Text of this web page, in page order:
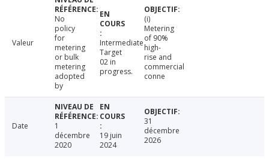
Valeur
No
policy
for
metering
or bulk
metering
adopted
by
Intermediate
Target
02 in
progress.
(i)
Metering
of 90%
high-
rise and
commercial
conne
Date
1
décembre
2020
19 juin
2024
31
décembre
2026